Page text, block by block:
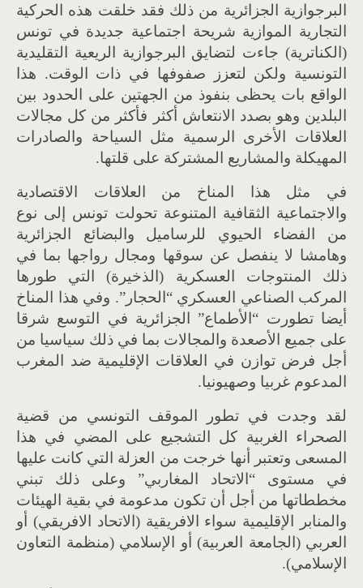
البرجوازية الجزائرية من ذلك فقد خلقت هذه الحركية
التجارية الموازية شريحة اجتماعية جديدة في تونس
(الكناترية) جاءت لتضايق البرجوازية الريعية التقليدية
التونسية ولكن لتعزز صفوفها في ذات الوقت. هذا
الواقع بات يحظى بنفوذ من الجهتين على الحدود بين
البلدين وهو بصدد الانتعاش أكثر فأكثر من كل مجالات
العلاقات الأخرى الرسمية مثل السياحة والصادرات
المهيكلة والمشاريع المشتركة على قلتها.
في مثل هذا المناخ من العلاقات الاقتصادية
والاجتماعية الثقافية المتنوعة تحولت تونس إلى نوع
من الفضاء الحيوي للرساميل والبضائع الجزائرية
وهامشا لا ينفصل عن سوقها ومجال رواجها بما في
ذلك المنتوجات العسكرية (الذخيرة) التي طورها
المركب الصناعي العسكري “الحجار”. وفي هذا المناخ
أيضا تطورت “الأطماع” الجزائرية في التوسع شرقا
على جميع الأصعدة والمجالات بما في ذلك سياسيا من
أجل فرض توازن في العلاقات الإقليمية ضد المغرب
المدعوم غربيا وصهيونيا.
لقد وجدت في تطور الموقف التونسي من قضية
الصحراء الغربية كل التشجيع على المضي في هذا
المسعى وتعتبر أنها خرجت من العزلة التي كانت عليها
في مستوى “الاتحاد المغاربي” وعلى ذلك تبني
مخططاتها من أجل أن تكون مدعومة في بقية الهيئات
والمنابر الإقليمية سواء الافريقية (الاتحاد الافريقي) أو
العربي (الجامعة العربية) أو الإسلامي (منظمة التعاون
الإسلامي).